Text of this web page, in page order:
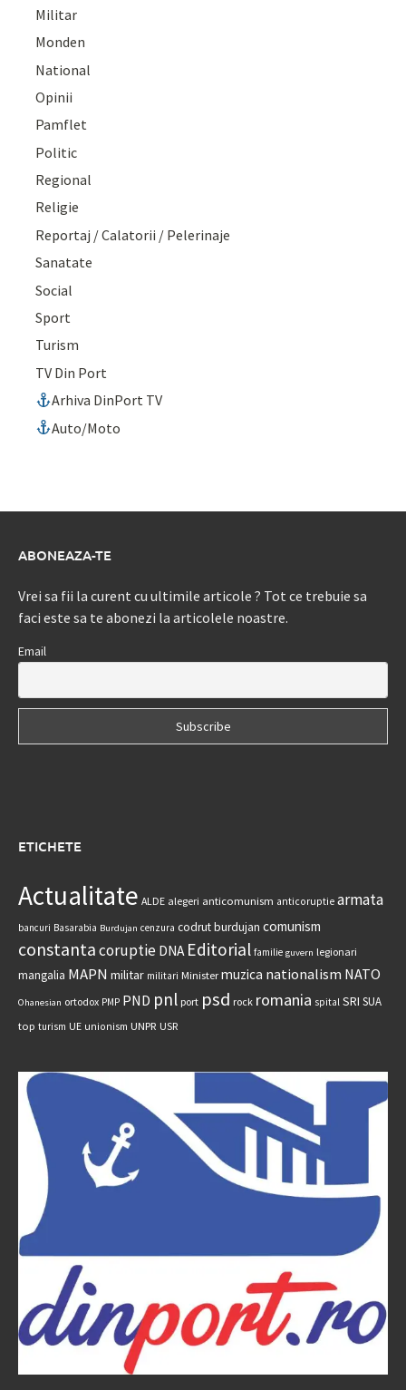
Militar
Monden
National
Opinii
Pamflet
Politic
Regional
Religie
Reportaj / Calatorii / Pelerinaje
Sanatate
Social
Sport
Turism
TV Din Port
Arhiva DinPort TV
Auto/Moto
ABONEAZA-TE
Vrei sa fii la curent cu ultimile articole ? Tot ce trebuie sa
faci este sa te abonezi la articolele noastre.
Email
ETICHETE
Actualitate ALDE alegeri anticomunism anticoruptie armata
bancuri Basarabia Burdujan cenzura codrut burdujan comunism
constantacoruptie DNA Editorial familie guvern legionari
mangalia MAPN militar militari Minister muzica nationalism NATO
Ohanesian ortodox PMP PND pnl port psd rock romania spital SRI SUA
top turism UE unionism UNPR USR